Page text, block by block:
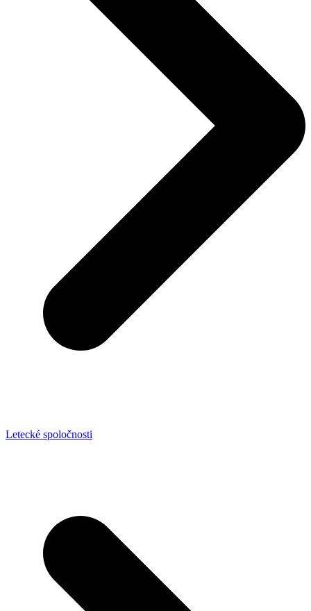
Letecké spoločnosti